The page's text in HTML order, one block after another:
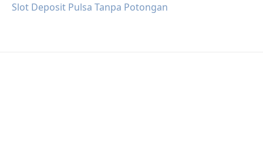
Slot Deposit Pulsa Tanpa Potongan